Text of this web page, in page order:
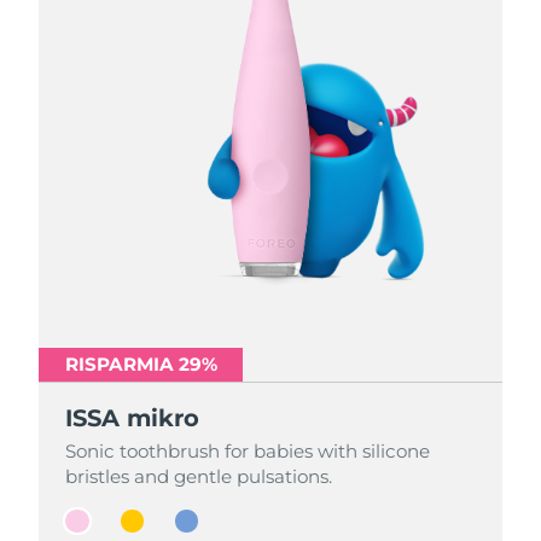
RISPARMIA 29%
ISSA mikro
Sonic toothbrush for babies with silicone
bristles and gentle pulsations.
RISPARMIA 29%
ISSA mikro
Sonic toothbrush for babies with silicone
bristles and gentle pulsations.
RISPARMIA 29%
ISSA mikro
Sonic toothbrush for babies with silicone
bristles and gentle pulsations.